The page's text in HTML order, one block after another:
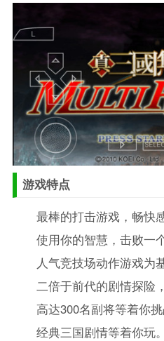
游戏特点
最棒的打击游戏，畅快
使用你的智慧，击败一
人气竞技场动作游戏为
二倍于前代的剧情探险
高达300名副将等着你挑
经典三国剧情等着你玩。